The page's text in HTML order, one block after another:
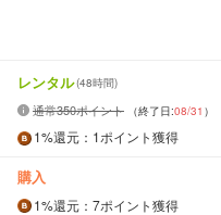
レンタル(48時間)
通常350ポイント （終了日:08/31 ）
1%還元 ：1ポイント獲得
購入
1%還元 ：7ポイント獲得